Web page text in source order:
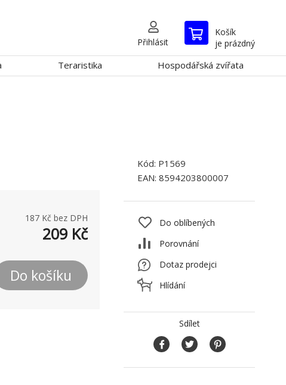
Přihlásit
Košík
je prázdný
Teraristika Hospodářská zvířata
187 Kč bez DPH
209 Kč
Do košíku
Kód: P1569
EAN: 8594203800007
Do oblíbených
Porovnání
Dotaz prodejci
Hlídání
Sdílet